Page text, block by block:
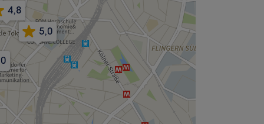
4,8
5,0